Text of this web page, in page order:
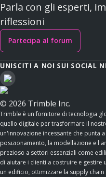
Parla con gli esperti,
riflessioni
Partecipa al forum
UNISCITI A NOI SUI SOCIAL
© 2026 Trimble Inc.
Trimble è un fornitore di tecnologia
quello digitale per trasformare il
un'innovazione incessante che punta
posizionamento, la modellazione e
prezioso a settori essenziali come
di aiutare i clienti a costruire e
un edificio, ottimizzare la supply